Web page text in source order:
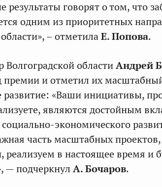
результаты говорят о том, что
одним из приоритетных
– отметилаЕ. Попова.
Волгоградской областиАндрей
премии и отметил их
развитие: «Ваши инициативы,
являются достойным
экономического
часть масштабных
реализуем в настоящее время и
— подчеркнул А. Бочаров.